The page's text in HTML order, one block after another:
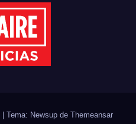
Tema: Newsup de Themeansar